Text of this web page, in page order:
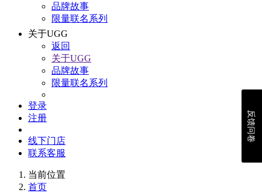
品牌故事
限量联名系列
关于UGG
返回
关于UGG
品牌故事
限量联名系列
登录
注册
线下门店
联系客服
当前位置
首页
反馈问卷